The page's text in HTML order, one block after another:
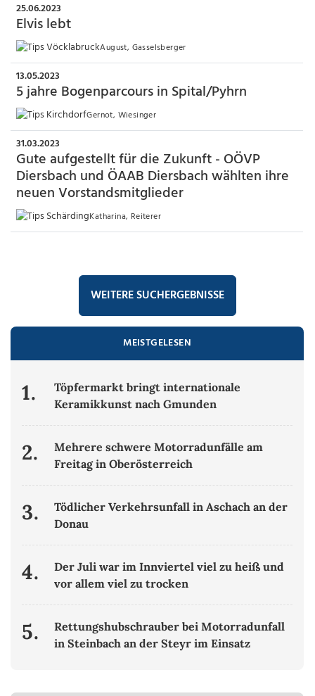
25.06.2023
Elvis lebt
August, Gasselsberger
13.05.2023
5 jahre Bogenparcours in Spital/Pyhrn
Gernot, Wiesinger
31.03.2023
Gute aufgestellt für die Zukunft - OÖVP
Diersbach und ÖAAB Diersbach wählten ihre
neuen Vorstandsmitglieder
Katharina, Reiterer
WEITERE SUCHERGEBNISSE
MEISTGELESEN
1.
Töpfermarkt bringt internationale
Keramikkunst nach Gmunden
2.
Mehrere schwere Motorradunfälle am
Freitag in Oberösterreich
3.
Tödlicher Verkehrsunfall in Aschach an der
Donau
4.
Der Juli war im Innviertel viel zu heiß und
vor allem viel zu trocken
5.
Rettungshubschrauber bei Motorradunfall
in Steinbach an der Steyr im Einsatz